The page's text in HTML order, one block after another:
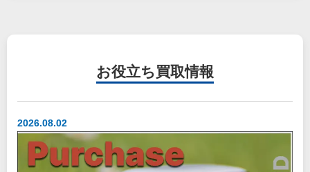
お役立ち 買取情報
2026.08.02